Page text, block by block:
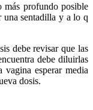
más profundo posible
una sentadilla y a lo q
debe revisar que las
debe diluirlas
vagina esperar media
dosis.